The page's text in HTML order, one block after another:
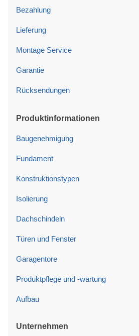
Bezahlung
Lieferung
Montage Service
Garantie
Rücksendungen
Produktinformationen
Baugenehmigung
Fundament
Konstruktionstypen
Isolierung
Dachschindeln
Türen und Fenster
Garagentore
Produktpflege und -wartung
Aufbau
Unternehmen